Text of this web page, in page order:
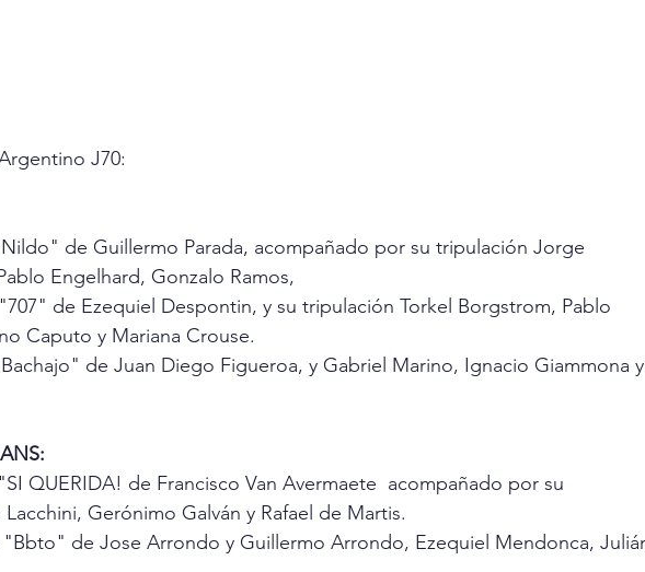
J70:
de Guillermo Parada, acompañado por su tripulación Jorge
Engelhard, Gonzalo Ramos,
de Ezequiel Despontin, y su tripulación Torkel Borgstrom, Pablo
Caputo y Mariana Crouse.
de Juan Diego Figueroa, y Gabriel Marino, Ignacio Giammona y
Gerónimo Galván y Rafael de Martis.